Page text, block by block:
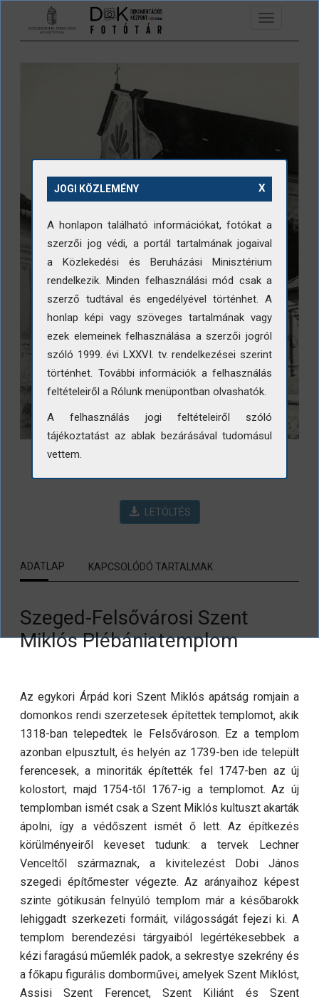
Ugrás a tartalomra
Toggle
navigation
LETÖLTÉS
ADATLAP KAPCSOLÓDÓ TARTALMAK
Szeged-Felsővárosi Szent
Miklós Plébániatemplom
Az egykori Árpád kori Szent Miklós apátság romjain a
domonkos rendi szerzetesek építettek templomot, akik
1318-ban telepedtek le Felsővároson. Ez a templom
azonban elpusztult, és helyén az 1739-ben ide települt
ferencesek, a minoriták építették fel 1747-ben az új
kolostort, majd 1754-től 1767-ig a templomot. Az új
templomban ismét csak a Szent Miklós kultuszt akarták
ápolni, így a védőszent ismét ő lett. Az építkezés
körülményeiről keveset tudunk: a tervek Lechner
Venceltől származnak, a kivitelezést Dobi János
szegedi építőmester végezte. Az arányaihoz képest
szinte gótikusán felnyúló templom már a későbarokk
lehiggadt szerkezeti formáit, világosságát fejezi ki. A
templom berendezési tárgyaiból legértékesebbek a
kézi faragású műemlék padok, a sekrestye szekrény és
a főkapu figurális domborművei, amelyek Szent Miklóst,
Assisi Szent Ferencet, Szent Kiliánt és Szent
X
JOGI KÖZLEMÉNY
A honlapon található információkat, fotókat a
szerzői jog védi, a portál tartalmának jogaival
a Közlekedési és Beruházási Minisztérium
rendelkezik. Minden felhasználási mód csak a
szerző tudtával és engedélyével történhet. A
honlap képi vagy szöveges tartalmának vagy
ezek elemeinek felhasználása a szerzői jogról
szóló 1999. évi LXXVI. tv. rendelkezései szerint
történhet. További információk a felhasználás
feltételeiről a Rólunk menüpontban olvashatók.
A felhasználás jogi feltételeiről szóló
tájékoztatást az ablak bezárásával tudomásul
vettem.